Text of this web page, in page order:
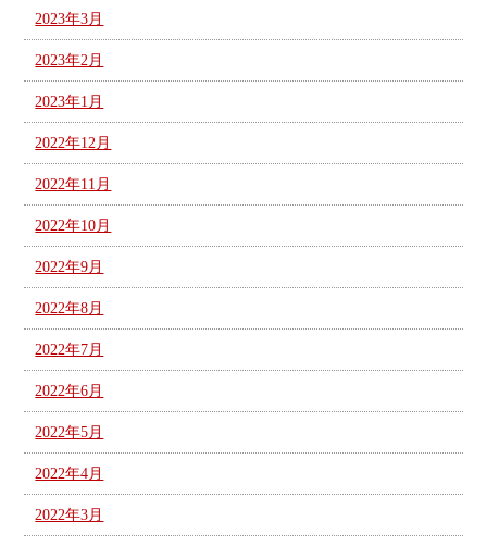
2023年3月
2023年2月
2023年1月
2022年12月
2022年11月
2022年10月
2022年9月
2022年8月
2022年7月
2022年6月
2022年5月
2022年4月
2022年3月